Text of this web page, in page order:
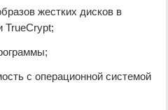
жестких дисков в
TrueCrypt;
с операционной системой